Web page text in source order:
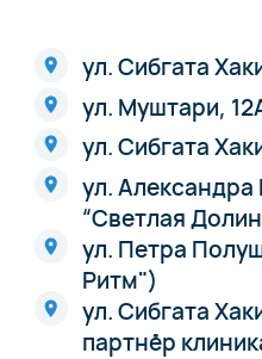
ул. Сибгата
ул. Муштари,
ул. Сибгата
ул.
“Светлая
ул. Петра
Ритм")
ул. Сибгата
партнёр